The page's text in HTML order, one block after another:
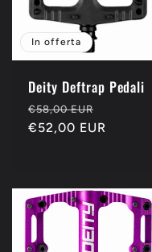
In offerta
Deity Deftrap Pedali
Prezzo
di
€58,00 EUR
scontato
€52,00 EUR